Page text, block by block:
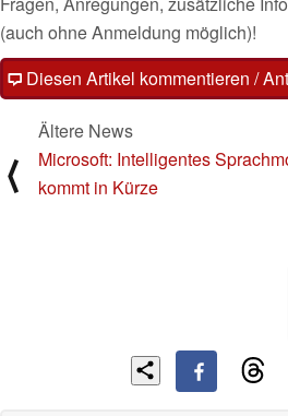
(auch ohne Anmeldung möglich)!
Diesen Artikel kommentieren /
⟨
Ältere News
Microsoft: Intelligentes
kommt in Kürze